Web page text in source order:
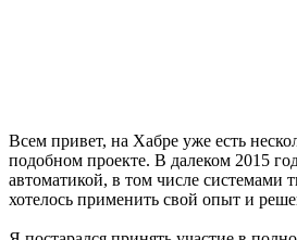
Всем привет, на Хабре уже есть
подобном проекте. В далеком 2015
автоматикой, в том числе системами
хотелось применить свой опыт и